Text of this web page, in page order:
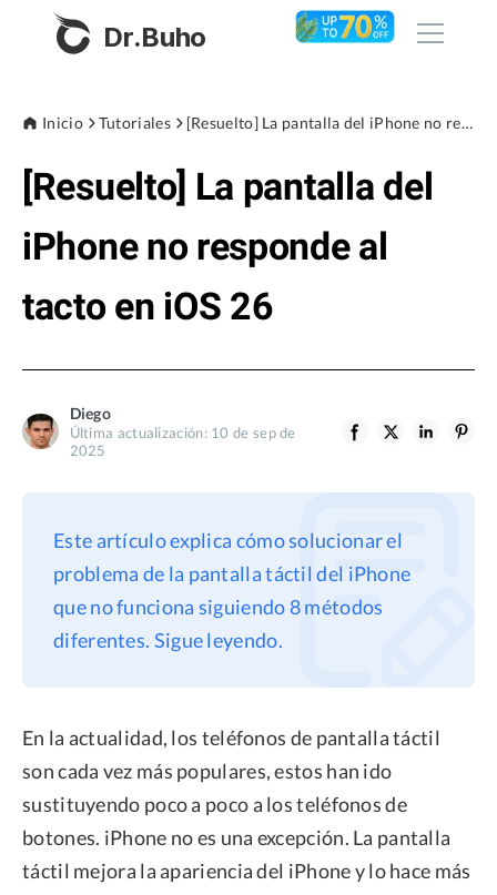
Dr.Buho
Productos
BuhoRepair
BuhoLaunchpad
Tienda
Blog
Sobre nosotros
Privacidad
Términos
Politica de Reembolso
Inicio Tutoriales [Resuelto] La pantalla del iPhone no responde al tacto en iOS 26
[Resuelto] La pantalla del
iPhone no responde al
tacto en iOS 26
Diego
Última actualización: 10 de sep de
2025
Este artículo explica cómo solucionar el
problema de la pantalla táctil del iPhone
que no funciona siguiendo 8 métodos
diferentes. Sigue leyendo.
En la actualidad, los teléfonos de pantalla táctil
son cada vez más populares, estos han ido
sustituyendo poco a poco a los teléfonos de
botones. iPhone no es una excepción. La pantalla
táctil mejora la apariencia del iPhone y lo hace más